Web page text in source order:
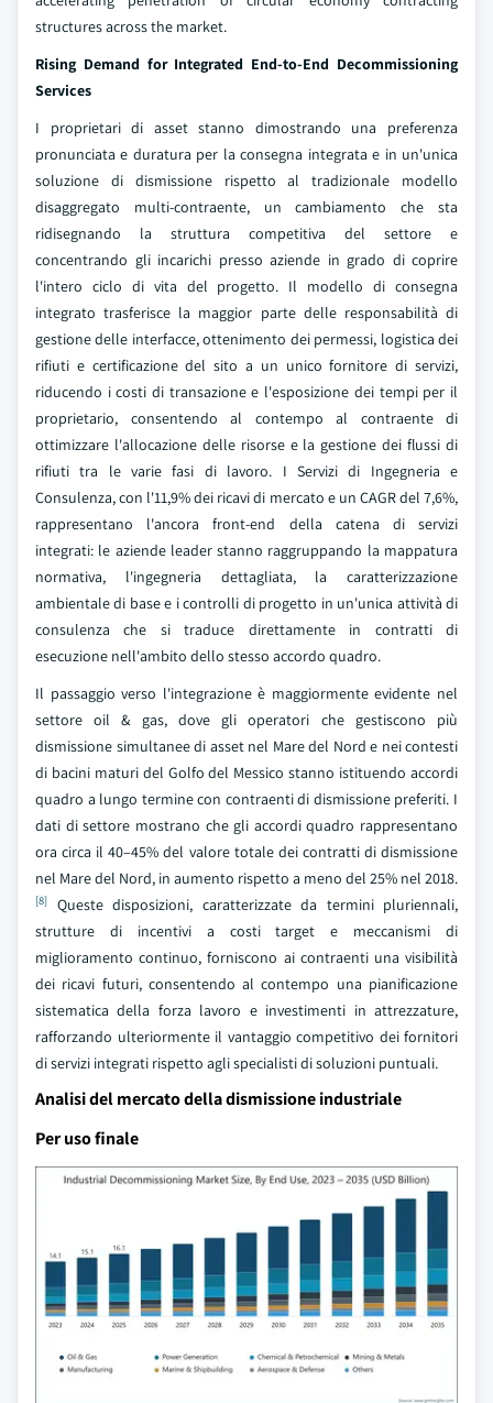
structures across the market.
Rising Demand for Integrated End-to-End Decommissioning
Services
I proprietari di asset stanno dimostrando una preferenza
pronunciata e duratura per la consegna integrata e in un'unica
soluzione di dismissione rispetto al tradizionale modello
disaggregato multi-contraente, un cambiamento che sta
ridisegnando la struttura competitiva del settore e
concentrando gli incarichi presso aziende in grado di coprire
l'intero ciclo di vita del progetto. Il modello di consegna
integrato trasferisce la maggior parte delle responsabilità di
gestione delle interfacce, ottenimento dei permessi, logistica dei
rifiuti e certificazione del sito a un unico fornitore di servizi,
riducendo i costi di transazione e l'esposizione dei tempi per il
proprietario, consentendo al contempo al contraente di
ottimizzare l'allocazione delle risorse e la gestione dei flussi di
rifiuti tra le varie fasi di lavoro. I Servizi di Ingegneria e
Consulenza, con l'11,9% dei ricavi di mercato e un CAGR del 7,6%,
rappresentano l'ancora front-end della catena di servizi
integrati: le aziende leader stanno raggruppando la mappatura
normativa, l'ingegneria dettagliata, la caratterizzazione
ambientale di base e i controlli di progetto in un'unica attività di
consulenza che si traduce direttamente in contratti di
esecuzione nell'ambito dello stesso accordo quadro.
Il passaggio verso l'integrazione è maggiormente evidente nel
settore oil & gas, dove gli operatori che gestiscono più
dismissione simultanee di asset nel Mare del Nord e nei contesti
di bacini maturi del Golfo del Messico stanno istituendo accordi
quadro a lungo termine con contraenti di dismissione preferiti. I
dati di settore mostrano che gli accordi quadro rappresentano
ora circa il 40–45% del valore totale dei contratti di dismissione
nel Mare del Nord, in aumento rispetto a meno del 25% nel 2018.
[8]
Queste disposizioni, caratterizzate da termini pluriennali,
strutture di incentivi a costi target e meccanismi di
miglioramento continuo, forniscono ai contraenti una visibilità
dei ricavi futuri, consentendo al contempo una pianificazione
sistematica della forza lavoro e investimenti in attrezzature,
rafforzando ulteriormente il vantaggio competitivo dei fornitori
di servizi integrati rispetto agli specialisti di soluzioni puntuali.
Analisi del mercato della dismissione industriale
Per uso finale